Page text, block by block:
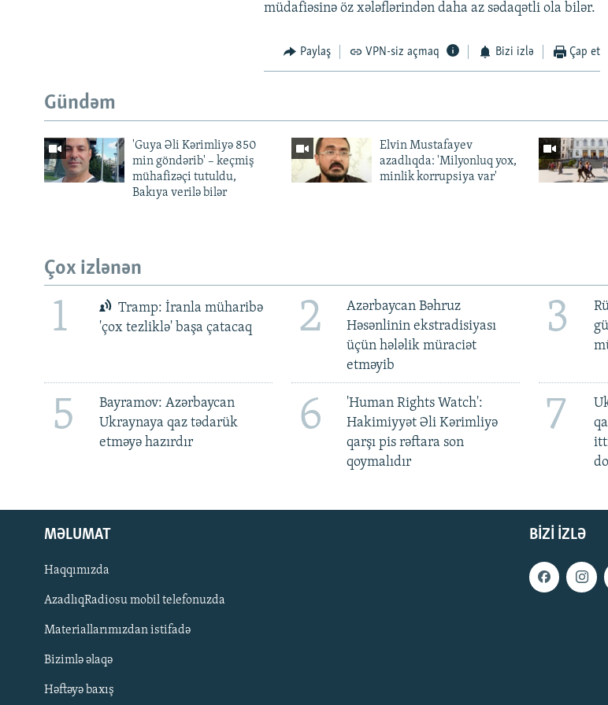
müdafiəsinə öz xələflərindən daha az sədaqətli ola bilər.
Paylaş VPN-siz açmaq Bizi izlə Çap et
Gündəm
'Guya Əli Kərimliyə 850
min göndərib' – keçmiş
mühafizəçi tutuldu,
Bakıya verilə bilər
Elvin Mustafayev
azadlıqda: 'Milyonluq yox,
minlik korrupsiya var'
Çox izlənən
1
Tramp: İranla müharibə
'çox tezliklə' başa çatacaq
2
Azərbaycan Bəhruz
Həsənlinin ekstradisiyası
üçün hələlik müraciət
etməyib
3
5
Bayramov: Azərbaycan
Ukraynaya qaz tədarük
etməyə hazırdır
6
'Human Rights Watch':
Hakimiyyət Əli Kərimliyə
qarşı pis rəftara son
qoymalıdır
7
BIZI IZLƏ
MƏLUMAT
Haqqımızda
AzadlıqRadiosu mobil telefonuzda
Materiallarımızdan istifadə
Bizimlə əlaqə
Həftəyə baxış